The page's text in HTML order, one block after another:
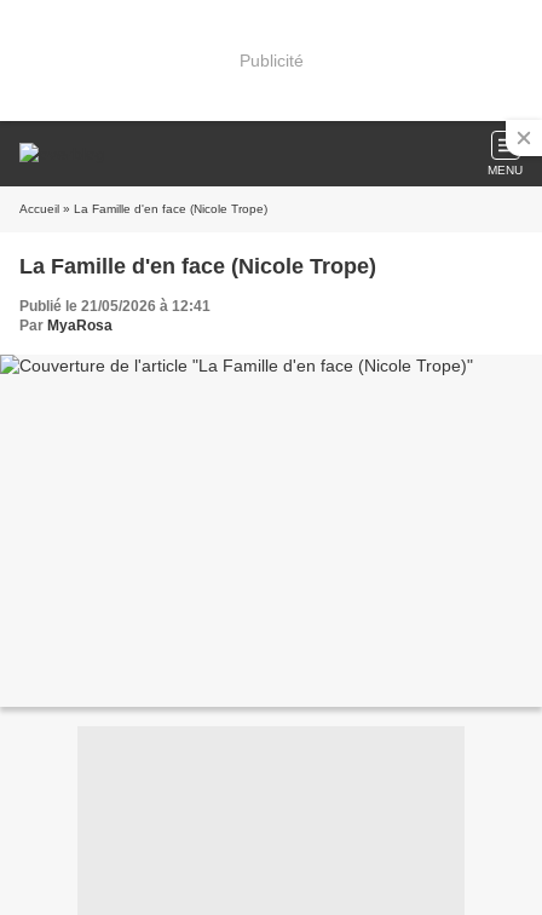
Publicité
MENU
Accueil » La Famille d'en face (Nicole Trope)
La Famille d'en face (Nicole Trope)
Publié le 21/05/2026 à 12:41
Par MyaRosa